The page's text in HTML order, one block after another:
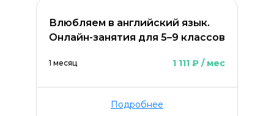
Влюбляем в английский язык.
Онлайн-занятия для 5–9 классов
1 месяц 1 111 ₽ / мес
Подробнее